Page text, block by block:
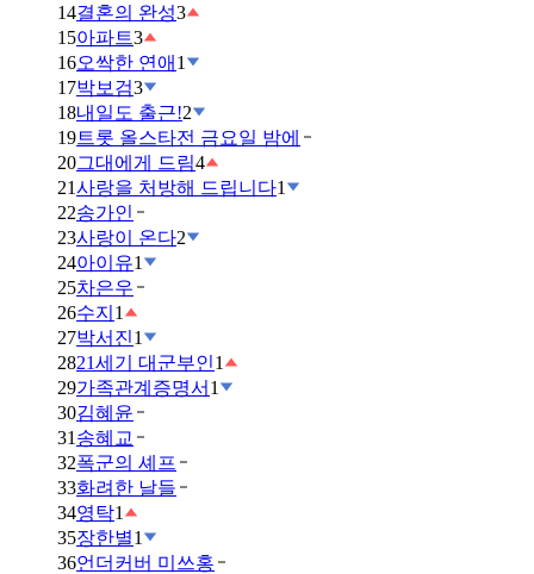
14결혼의 완성3
15아파트3
16오싹한 연애 1
17박보검3
18내일도 출근!2
19트롯 올스타전 금요일 밤에
20그대에게 드림4
21사랑을 처방해 드립니다1
22송가인
23사랑이 온다2
24아이유1
25차은우
26수지 1
27박서진1
2821세기 대군부인1
29가족관계증명서 1
30김혜윤
31 송혜교
32폭군의 셰프
33화려한 날들
34영탁1
35장한별1
36언더커버 미쓰홍